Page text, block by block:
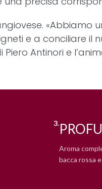
«Abbiamo
e a conciliare il
Antinori e
3.
Aroma
bacca rossa